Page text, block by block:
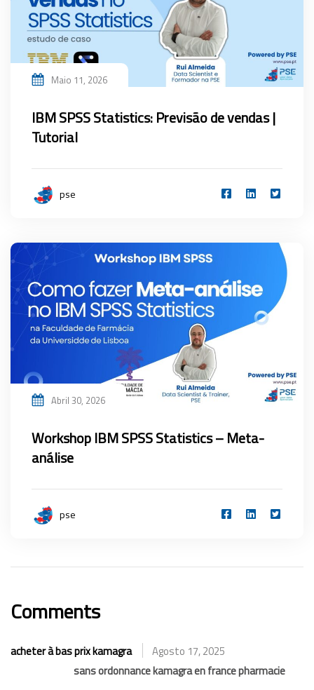
Maio 11, 2026
IBM SPSS Statistics: Previsão de vendas |
Tutorial
pse
Abril 30, 2026
Workshop IBM SPSS Statistics – Meta-
análise
pse
Comments
acheter à bas prix kamagra
Agosto 17, 2025
sans ordonnance kamagra en france pharmacie